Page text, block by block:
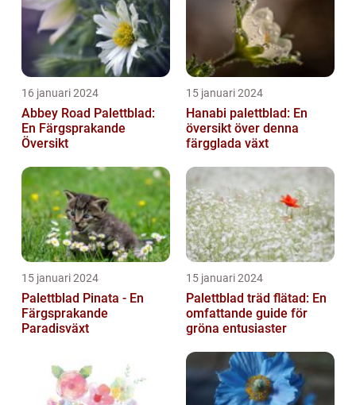
16 januari 2024
Abbey Road Palettblad:
En Färgsprakande
Översikt
15 januari 2024
Hanabi palettblad: En
översikt över denna
färgglada växt
15 januari 2024
Palettblad Pinata - En
Färgsprakande
Paradisväxt
15 januari 2024
Palettblad träd flätad: En
omfattande guide för
gröna entusiaster